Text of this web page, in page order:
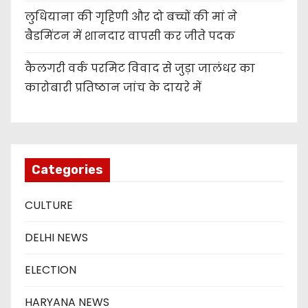
लुधियाना की गृहिणी और दो बच्चों की मां ने
बैडमिंटन में शानदार वापसी कर जीते पदक
कैलगरी वर्क परमिट विवाद से जुड़ा जालंधर का
कारोबारी प्रतिष्ठान जांच के दायरे में
Categories
CULTURE
DELHI NEWS
ELECTION
HARYANA NEWS